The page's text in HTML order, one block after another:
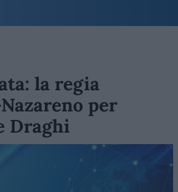
la regia
per
Draghi